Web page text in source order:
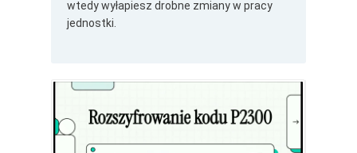
wtedy wyłapiesz drobne zmiany w pracy
jednostki.